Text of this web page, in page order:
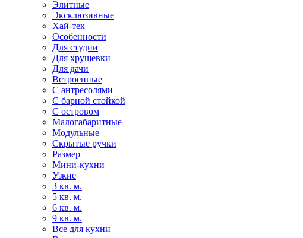
Элитные
Эксклюзивные
Хай-тек
Особенности
Для студии
Для хрущевки
Для дачи
Встроенные
С антресолями
С барной стойкой
С островом
Малогабаритные
Модульные
Скрытые ручки
Размер
Мини-кухни
Узкие
3 кв. м.
5 кв. м.
6 кв. м.
9 кв. м.
Все для кухни